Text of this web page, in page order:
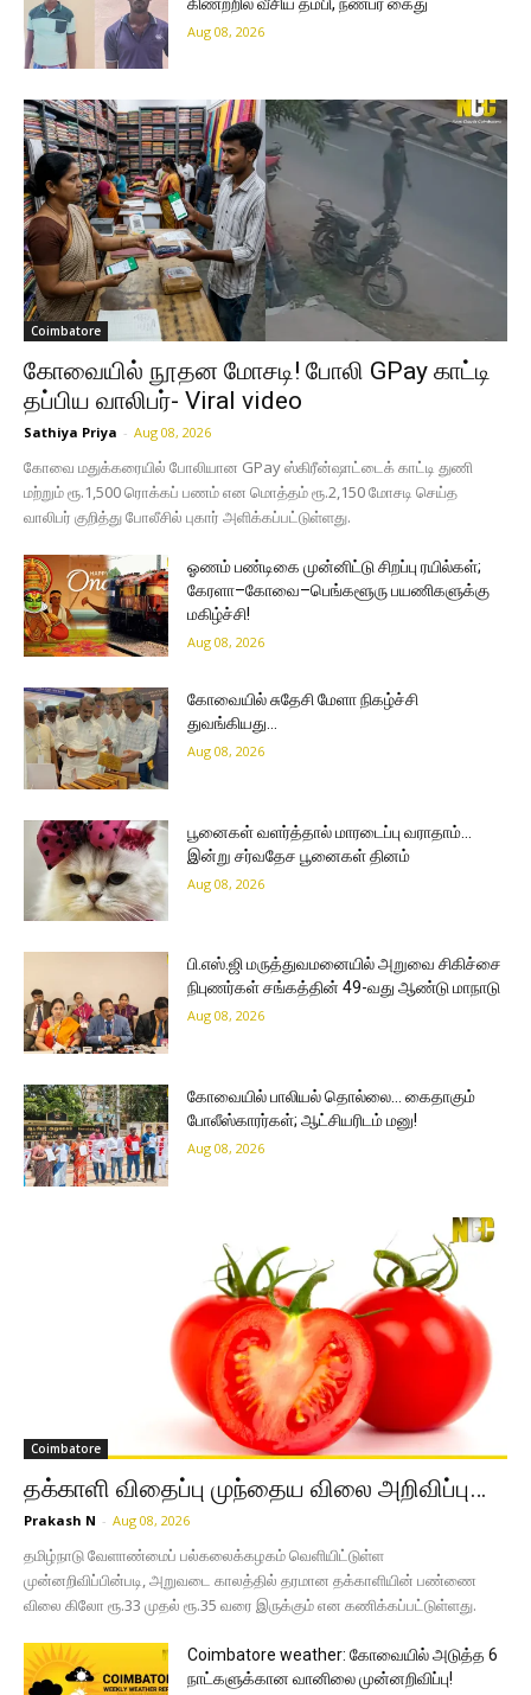
Aug 08, 2026
Coimbatore
கோவையில் நூதன மோசடி! போலி GPay காட்டி
தப்பிய வாலிபர்- Viral video
Sathiya Priya - Aug 08, 2026
கோவை மதுக்கரையில் போலியான GPay ஸ்கிரீன்ஷாட்டைக் காட்டி துணி
மற்றும் ரூ.1,500 ரொக்கப் பணம் என மொத்தம் ரூ.2,150 மோசடி செய்த
வாலிபர் குறித்து போலீசில் புகார் அளிக்கப்பட்டுள்ளது.
ஓணம் பண்டிகை முன்னிட்டு சிறப்பு ரயில்கள்;
கேரளா–கோவை–பெங்களூரு பயணிகளுக்கு
மகிழ்ச்சி!
Aug 08, 2026
கோவையில் சுதேசி மேளா நிகழ்ச்சி
துவங்கியது…
Aug 08, 2026
பூனைகள் வளர்த்தால் மாரடைப்பு வராதாம்…
இன்று சர்வதேச பூனைகள் தினம்
Aug 08, 2026
பி.எஸ்.ஜி மருத்துவமனையில் அறுவை சிகிச்சை
நிபுணர்கள் சங்கத்தின் 49-வது ஆண்டு மாநாடு
Aug 08, 2026
கோவையில் பாலியல் தொல்லை… கைதாகும்
போலீஸ்காரர்கள்; ஆட்சியரிடம் மனு!
Aug 08, 2026
Coimbatore
தக்காளி விதைப்பு முந்தைய விலை அறிவிப்பு…
Prakash N - Aug 08, 2026
தமிழ்நாடு வேளாண்மைப் பல்கலைக்கழகம் வெளியிட்டுள்ள
முன்னறிவிப்பின்படி, அறுவடை காலத்தில் தரமான தக்காளியின் பண்ணை
விலை கிலோ ரூ.33 முதல் ரூ.35 வரை இருக்கும் என கணிக்கப்பட்டுள்ளது.
Coimbatore weather: கோவையில் அடுத்த 6
நாட்களுக்கான வானிலை முன்னறிவிப்பு!